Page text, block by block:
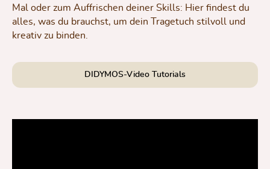
Mal oder zum Auffrischen deiner Skills: Hier findest du
alles, was du brauchst, um dein Tragetuch stilvoll und
kreativ zu binden.
DIDYMOS-Video Tutorials